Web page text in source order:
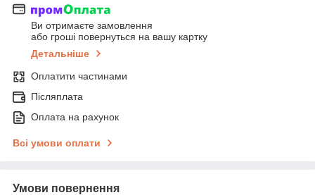
Ви отримаєте замовлення
або гроші повернуться на вашу картку
Детальніше
Оплатити частинами
Післяплата
Оплата на рахунок
Всі умови оплати
Умови повернення